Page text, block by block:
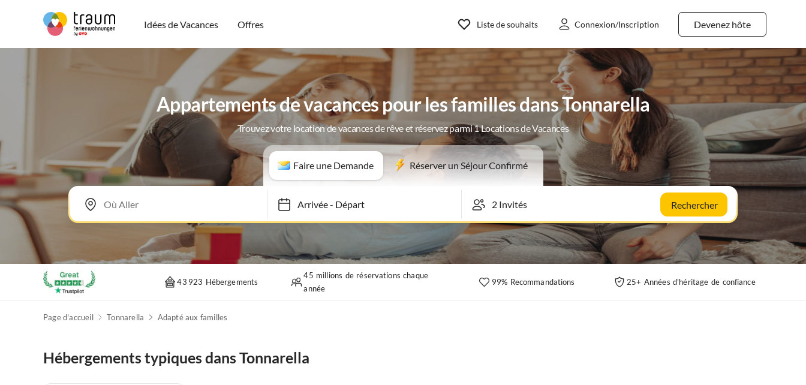
Idées de Vacances Offres Devenez hôte
Liste de souhaits Connexion/Inscription
Appartements de vacances pour les familles dans Tonnarella
Trouvez votre location de vacances de rêve et réservez parmi 1 Locations de Vacances
Faire une Demande Réserver un Séjour Confirmé
Arrivée-Départ Rechercher
43 923 Hébergements
45 millions de réservations chaque
année
99% Recommandations 25+ Années d'héritage de confiance
Page d'accueil Tonnarella Adapté aux familles
Hébergements typiques dans Tonnarella